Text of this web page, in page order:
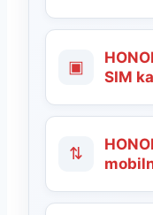
▣
SIM
⇅